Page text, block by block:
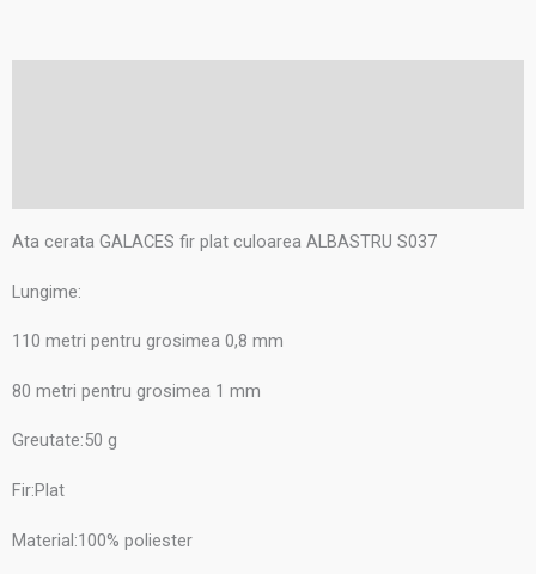
Ata cerata GALACES fir plat culoarea ALBASTRU S037
Lungime:
110 metri pentru grosimea 0,8 mm
80 metri pentru grosimea 1 mm
Greutate:50 g
Fir:Plat
Material:100% poliester